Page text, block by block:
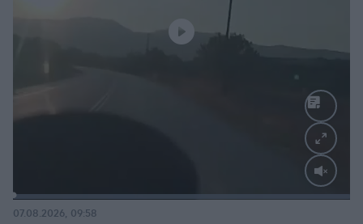
Loaded:
07.08.2026, 09:58